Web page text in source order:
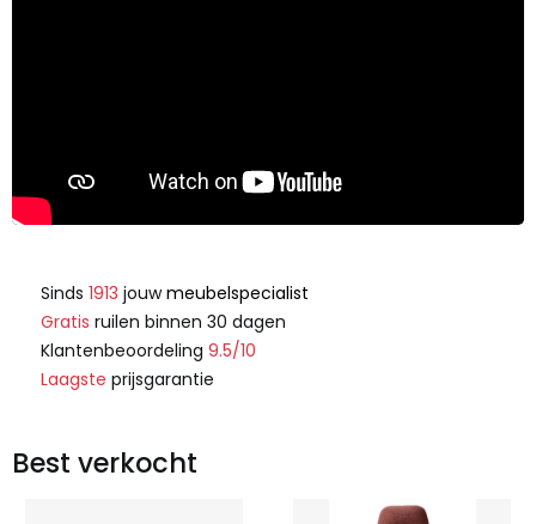
Sinds 1913 jouwmeubelspecialist
Gratis ruilen binnen 30 dagen
Klantenbeoordeling 9.5/10
Laagste prijsgarantie
Best verkocht